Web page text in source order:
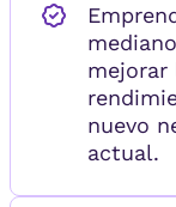
mejorar
nuevo
actual.